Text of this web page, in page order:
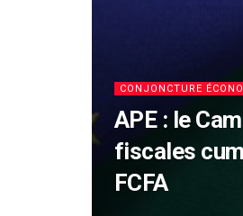
CONJONCTURE
APE : le
fiscales
FCFA